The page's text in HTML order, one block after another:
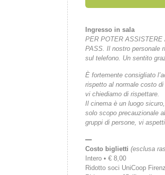
Ingresso in sala
PER POTER
PASS. Il nostro personale
sul telefono. Un sentito
È fortemente consigliato
rispetto al normale costo
vi chiediamo di rispettare.
Il cinema è un luogo
solo scopo precauzionale
gruppi di persone, vi
—
Costo biglietti (esclusa
Intero • € 8,00
Ridotto soci UniCoop